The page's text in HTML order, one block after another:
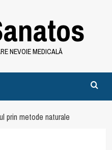
NEVOIE MEDICALĂ
prin metode naturale